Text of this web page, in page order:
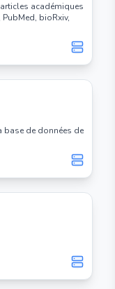
académiques
bioRxiv,
base de données de